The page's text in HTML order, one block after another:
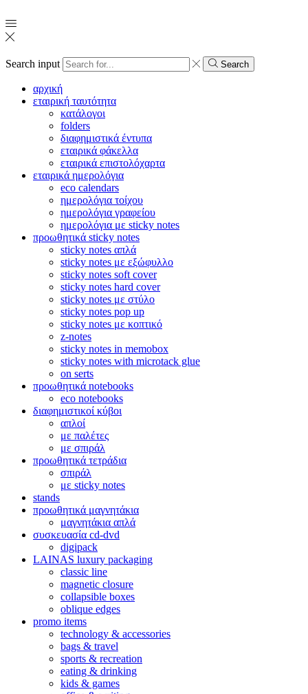
Search input Search
αρχική
εταιρική ταυτότητα
κατάλογοι
folders
διαφημιστικά έντυπα
εταιρικά φάκελλα
εταιρικά επιστολόχαρτα
εταιρικά ημερολόγια
eco calendars
ημερολόγια τοίχου
ημερολόγια γραφείου
ημερολόγια με sticky notes
προωθητικά sticky notes
sticky notes απλά
sticky notes με εξώφυλλο
sticky notes soft cover
sticky notes hard cover
sticky notes με στύλο
sticky notes pop up
sticky notes με κοπτικό
z-notes
sticky notes in memobox
sticky notes with microtack glue
on serts
προωθητικά notebooks
eco notebooks
διαφημιστικοί κύβοι
απλοί
με παλέτες
με σπιράλ
προωθητικά τετράδια
σπιράλ
με sticky notes
stands
προωθητικά μαγνητάκια
μαγνητάκια απλά
συσκευασία cd-dvd
digipack
LAINAS luxury packaging
classic line
magnetic closure
collapsible boxes
oblique edges
promo items
technology & accessories
bags & travel
sports & recreation
eating & drinking
kids & games